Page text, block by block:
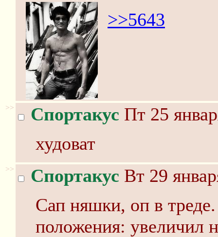
>>5643
>> Спортакус Пт 25
худоват
>> Спортакус Вт 29
Сап няшки, оп в
положения: увеличил